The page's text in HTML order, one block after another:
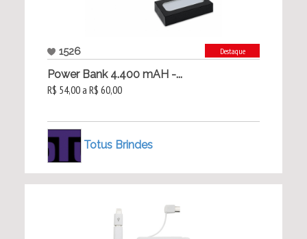
1526 Destaque
Power Bank 4.400 mAH -...
R$ 54,00 a R$ 60,00
Totus Brindes